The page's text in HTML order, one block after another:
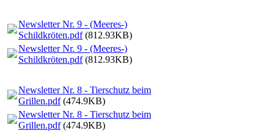
Newsletter Nr. 9 - (Meeres-)
Schildkröten.pdf(812.93KB)
Newsletter Nr. 9 - (Meeres-)
Schildkröten.pdf(812.93KB)
Newsletter Nr. 8 - Tierschutz beim
Grillen.pdf(474.9KB)
Newsletter Nr. 8 - Tierschutz beim
Grillen.pdf(474.9KB)